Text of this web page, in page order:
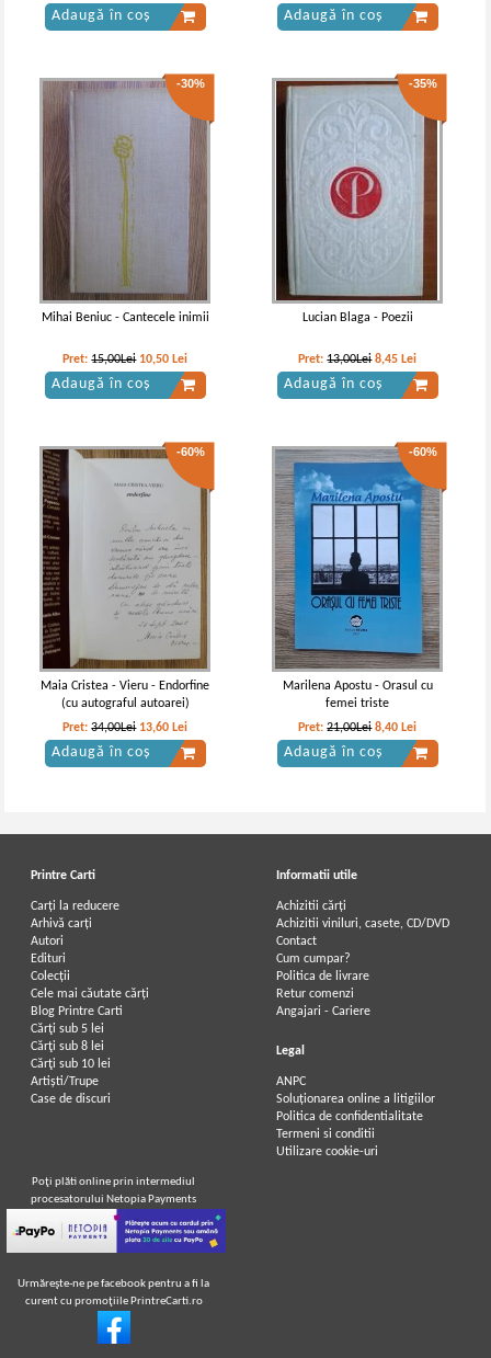
Adaugă în coș Adaugă în coș
-30%
Mihai Beniuc - Cantecele inimii
Pret:15,00Lei 10,50 Lei
Adaugă în coș
-35%
Lucian Blaga - Poezii
Pret:13,00Lei 8,45 Lei
Adaugă în coș
-60%
Maia Cristea - Vieru - Endorfine
(cu autograful autoarei)
Pret:34,00Lei 13,60 Lei
Adaugă în coș
-60%
Marilena Apostu - Orasul cu
femei triste
Pret:21,00Lei 8,40 Lei
Adaugă în coș
Printre Carti
Carți la reducere
Arhivă carți
Autori
Edituri
Colecții
Cele mai căutate cărți
Blog Printre Carti
Cărţi sub 5 lei
Cărţi sub 8 lei
Cărţi sub 10 lei
Artiști/Trupe
Case de discuri
Informatii utile
Achizitii cărți
Achizitii viniluri, casete, CD/DVD
Contact
Cum cumpar?
Politica de livrare
Retur comenzi
Angajari - Cariere
Legal
ANPC
Soluționarea online a litigiilor
Politica de confidentialitate
Termeni si conditii
Utilizare cookie-uri
Poţi plăti online prin intermediul
procesatorului Netopia Payments
Urmăreşte-ne pe facebook pentru a fi la
curent cu promoţiile PrintreCarti.ro